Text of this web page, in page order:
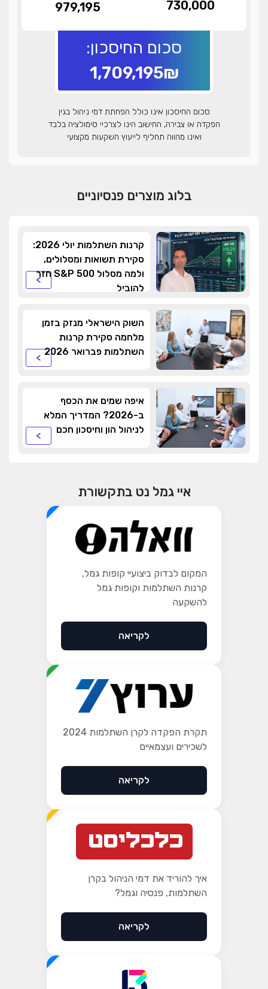
730,000
979,195
סכום החיסכון:
1,709,195₪
סכום החיסכון אינו כולל הפחתת דמי ניהול בגין
הפקדה או צבירה, החישוב הינו לצרכיי סימולציה בלבד
ואינו מהווה תחליף לייעוץ השקעות מקצועי
בלוג מוצרים פנסיוניים
קרנות השתלמות יולי 2026:
סקירת תשואות ומסלולים,
ולמה מסלול S&P 500 חזר
להוביל
>
השוק הישראלי מנזק בזמן
מלחמה סקירת קרנות
השתלמות פברואר 2026
>
איפה שמים את הכסף
ב-2026? המדריך המלא
לניהול הון וחיסכון חכם
>
איי גמל נט בתקשורת
המקום לבדוק ביצועיי קופות גמל,
קרנות השתלמות וקופות גמל
להשקעה
לקריאה
בלעדי
תקרת הפקדה לקרן השתלמות 2024
לשכירים ועצמאיים
לקריאה
איך להוריד את דמי הניהול בקרן
השתלמות, פנסיה וגמל?
לקריאה
מומלץ